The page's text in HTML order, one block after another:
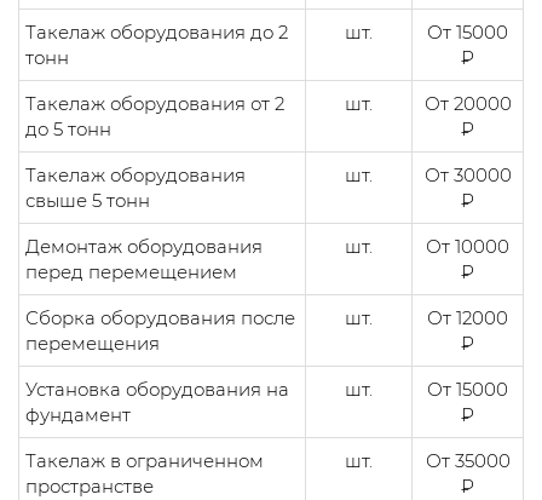
Такелаж оборудования до 2
тонн
шт.
От 15000
₽
Такелаж оборудования от 2
до 5 тонн
шт.
От 20000
₽
Такелаж оборудования
свыше 5 тонн
шт.
От 30000
₽
Демонтаж оборудования
перед перемещением
шт.
От 10000
₽
Сборка оборудования после
перемещения
шт.
От 12000
₽
Установка оборудования на
фундамент
шт.
От 15000
₽
Такелаж в ограниченном
пространстве
шт.
От 35000
₽